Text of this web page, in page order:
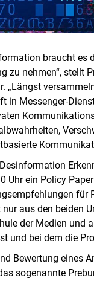
braucht es
zu nehmen“, stellt
„Längst
in Messenger-
Uhr ein Policy
für
aus den beiden
der Medien und
und bei dem die
Bewertung eines
sogenannte